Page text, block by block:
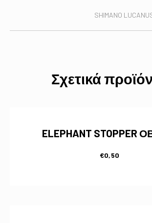
SHIMANO
Σχετικά
ELEPHANT STOPPER
€0,50